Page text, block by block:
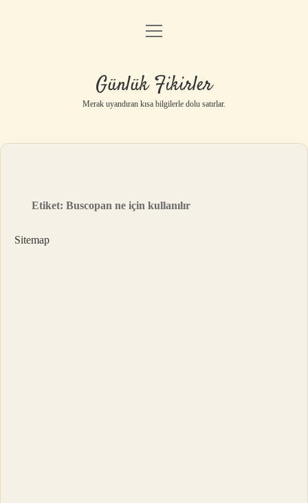
Anasayfa
Yasal Uyarı
menüyü
Günlük Fikirler
Merak uyandıran kısa bilgilerle dolu satırlar.
Etiket:Buscopan ne için kullanılır
Sitemap